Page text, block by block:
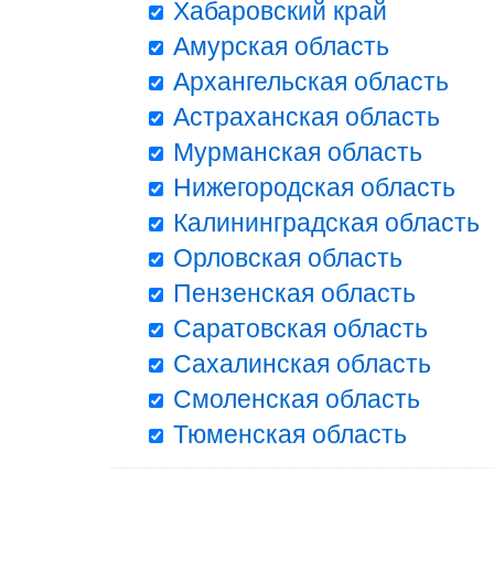
Хабаровский край
Амурская область
Архангельская область
Астраханская область
Мурманская область
Нижегородская область
Калининградская область
Орловская область
Пензенская область
Саратовская область
Сахалинская область
Смоленская область
Тюменская область